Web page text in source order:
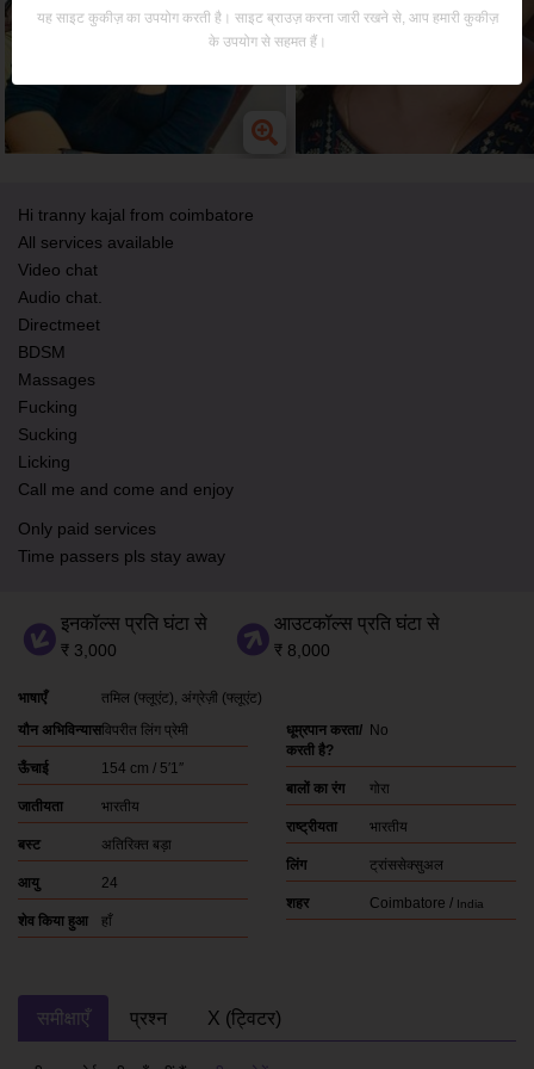
Hi tranny kajal from coimbatore
All services available
Video chat
Audio chat.
Directmeet
BDSM
Massages
Fucking
Sucking
Licking
Call me and come and enjoy
Only paid services
Time passers pls stay away
इनकॉल्स प्रति घंटा से
₹ 3,000
आउटकॉल्स प्रति घंटा से
₹ 8,000
भाषाएँ तमिल (फ्लूएंट) अंग्रेज़ी (फ्लूएंट)
यौन अभिविन्यासविपरीत लिंग प्रेमी
ऊँचाई 154 cm / 5′1″
जातीयता भारतीय
बस्ट अतिरिक्त बड़ा
आयु 24
शेव किया हुआ हाँ
धूम्रपान करता/
करती है?
No
बालों का रंग गोरा
राष्ट्रीयता भारतीय
लिंग ट्रांससेक्सुअल
शहर Coimbatore / India
समीक्षाएँ प्रश्न X (ट्विटर)
यह साइट कुकीज़ का उपयोग करती है। साइट ब्राउज़ करना जारी रखने से, आप हमारी कुकीज़
के उपयोग से सहमत हैं।